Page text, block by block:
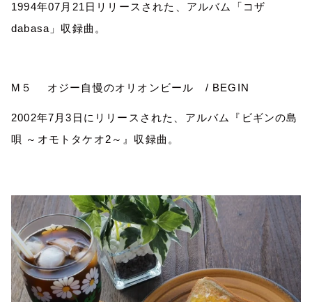
1994年07 月 21 日リリースされた、アルバム「コザ
dabasa 」収録曲。
M ５ オジー自慢のオリオンビール / BEGIN
2002年7 月3 日にリリースされた、アルバム『ビギンの島
唄 ～オモトタケオ2 ～』収録曲。